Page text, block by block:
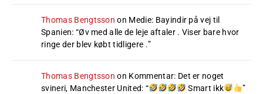
Thomas Bengtsson on Medie: Bayindir på vej til
Spanien: “Øv med alle de leje aftaler . Viser bare hvor
ringe der blev købt tidligere .”
Thomas Bengtsson on Kommentar: Det er noget
svineri, Manchester United: “ Smart ikk ”